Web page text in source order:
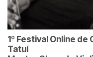
1º Festival Online
Tatuí